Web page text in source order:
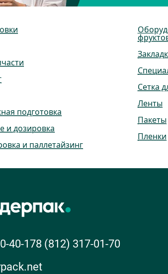
подготовка
и дозировка
и паллетайзинг
Сетка
Ленты
Пакеты
Пленки
40-178 (812) 317-01-70